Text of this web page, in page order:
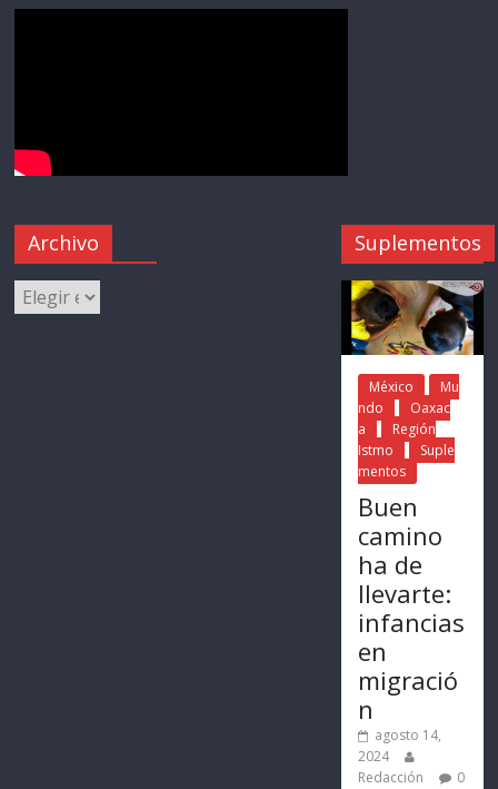
Archivo Suplementos
México
Mu
ndo
Oaxac
a
Región
Istmo
Suple
mentos
Buen
camino
ha de
llevarte:
infancias
en
migració
n
agosto 14,
2024
Redacción
0